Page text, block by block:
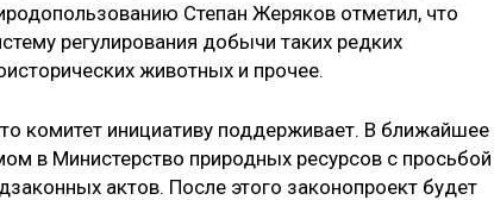
Степан Жеряков отметил, что
регулирования добычи таких редких
животных и прочее.
комитет инициативу поддерживает. В ближайшее
в Министерство природных ресурсов с просьбой
актов. После этого законопроект будет